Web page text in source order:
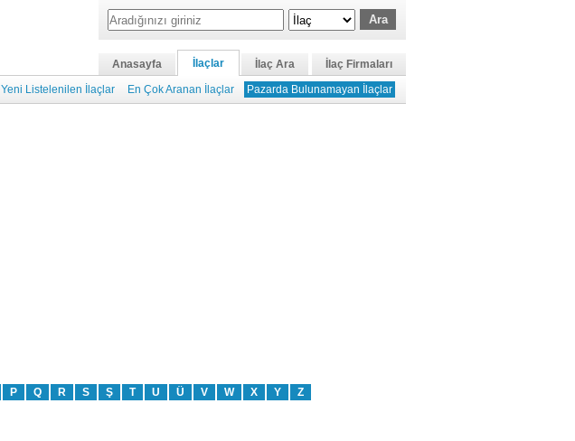
Anasayfa İlaçlar İlaç Ara
İlaç Firmaları
Yeni Listelenilen İlaçlar En Çok Aranan İlaçlar Pazarda Bulunamayan İlaçlar
P Q R S Ş T U Ü V W X Y
Z